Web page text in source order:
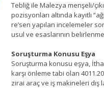
Tebliğ ile Malezya menşeli/
pozisyonları altında kayıtlı
re’sen yapılan incelemeler
usul ve esaslarının
Soruşturma Konusu Eşya
Soruşturma konusu eşya,
karşı önleme tabi olan
zirai araç ve iş makineleri dış